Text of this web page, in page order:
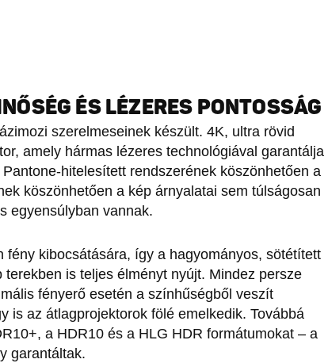
ÉS LÉZERES PONTOSSÁG
szerelmeseinek készült. 4K, ultra rövid
amely hármas lézeres technológiával garantálja
hitelesített rendszerének köszönhetően a
köszönhetően a kép árnyalatai sem túlságosan
egyensúlyban vannak.
fény kibocsátására, így a hagyományos, sötétített
is teljes élményt nyújt. Mindez persze
fényerő esetén a színhűségből veszít
is az átlagprojektorok fölé emelkedik. Továbbá
a HDR10 és a HLG HDR formátumokat – a
garantáltak.